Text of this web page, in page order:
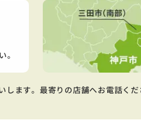
。
ます。最寄りの店舗へお電話くだ